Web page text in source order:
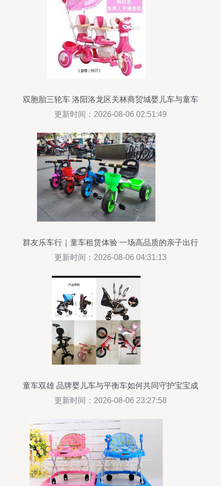
双胞胎三轮车 洛阳洛龙区关林商贸城婴儿车与童车
的首选
更新时间：2026-08-06 02:51:49
群友乐车行｜童车租赁体验 一场高品质的亲子出行
之旅
更新时间：2026-08-06 04:31:13
童车双雄 品牌婴儿车与平衡车如何共同守护宝宝成
长
更新时间：2026-08-06 23:27:58